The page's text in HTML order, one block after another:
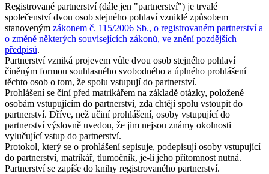
Registrované partnerství (dále jen "partnerství") je trvalé
společenství dvou osob stejného pohlaví vzniklé způsobem
stanoveným zákonem č. 115/2006 Sb., o registrovaném partnerství a
o změně některých souvisejících zákonů, ve znění pozdějších
předpisů.
Partnerství vzniká projevem vůle dvou osob stejného pohlaví
činěným formou souhlasného svobodného a úplného prohlášení
těchto osob o tom, že spolu vstupují do partnerství.
Prohlášení se činí před matrikářem na základě otázky, položené
osobám vstupujícím do partnerství, zda chtějí spolu vstoupit do
partnerství. Dříve, než učiní prohlášení, osoby vstupující do
partnerství výslovně uvedou, že jim nejsou známy okolnosti
vylučující vstup do partnerství.
Protokol, který se o prohlášení sepisuje, podepisují osoby vstupující
do partnerství, matrikář, tlumočník, je-li jeho přítomnost nutná.
Partnerství se zapíše do knihy registrovaného partnerství.